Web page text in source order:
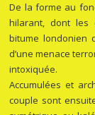
De la forme au
hilarant, dont les
bitume londonien
d’une menace
intoxiquée.
Accumulées et
couple sont